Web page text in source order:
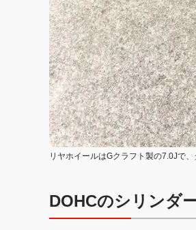
リヤホイールはGクラフト製の7.0Jで
DOHCのシリンダ